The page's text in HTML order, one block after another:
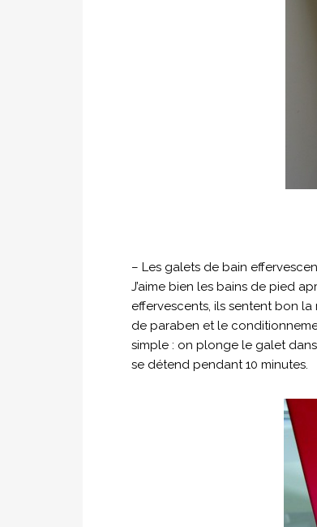
– Les galets de bain
J’aime bien les bains de pied
effervescents, ils sentent bon
de paraben et le
simple : on plonge le galet
se détend pendant 10 minutes.